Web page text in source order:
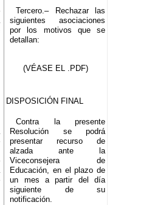
Tercero.– Rechazar las
siguientes asociaciones
por los motivos que se
detallan:
(VÉASE EL .PDF)
DISPOSICIÓN FINAL
Contra la presente
Resolución se podrá
presentar recurso de
alzada ante la
Viceconsejera de
Educación, en el plazo de
un mes a partir del día
siguiente de su
notificación.